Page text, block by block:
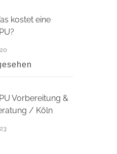
kostet eine
Vorbereitung &
/ Köln